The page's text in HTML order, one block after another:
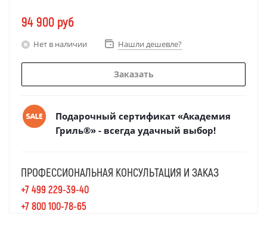
94 900 руб
Нет в наличии Нашли дешевле?
Заказать
Подарочный сертификат «Академия
Гриль®» - всегда удачный выбор!
ПРОФЕССИОНАЛЬНАЯ КОНСУЛЬТАЦИЯ И ЗАКАЗ
+7 499 229-39-40
+7 800 100-78-65